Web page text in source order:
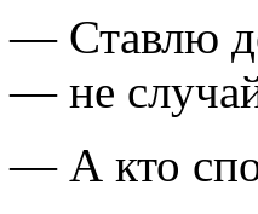
— Ставлю
— не
— А кто